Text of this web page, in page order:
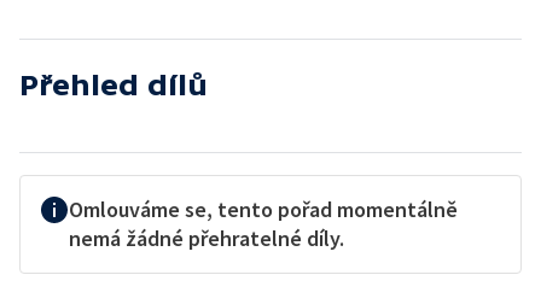
Přehled dílů
Omlouváme se, tento pořad momentálně
nemá žádné přehratelné díly.